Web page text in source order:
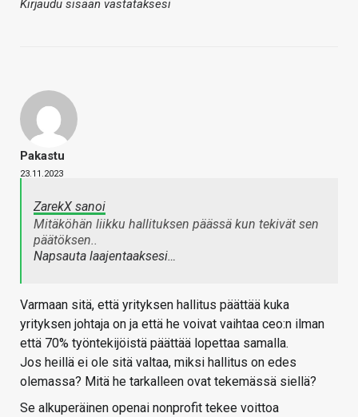
Kirjaudu sisään vastataksesi
Pakastu
23.11.2023
ZarekX sanoi
Mitäköhän liikku hallituksen päässä kun tekivät sen
päätöksen..
Napsauta laajentaaksesi…
Varmaan sitä, että yrityksen hallitus päättää kuka
yrityksen johtaja on ja että he voivat vaihtaa ceo:n ilman
että 70% työntekijöistä päättää lopettaa samalla.
Jos heillä ei ole sitä valtaa, miksi hallitus on edes
olemassa? Mitä he tarkalleen ovat tekemässä siellä?
Se alkuperäinen openai nonprofit tekee voittoa